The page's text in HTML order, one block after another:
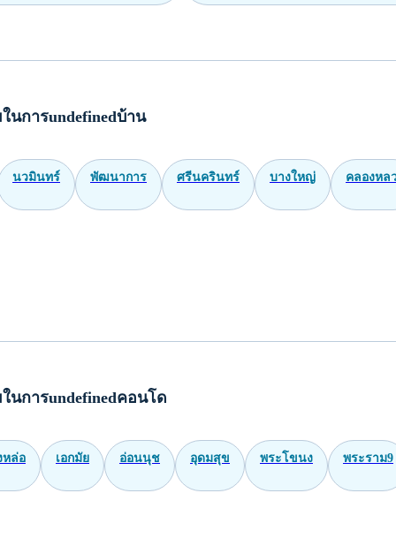
นการundefinedบ้าน
นวมินทร์ พัฒนาการ ศรีนครินทร์ บางใหญ่ คลองหล
นการundefinedคอนโด
หล่อ เอกมัย อ่อนนุช อุดมสุข พระโขนง พระราม9